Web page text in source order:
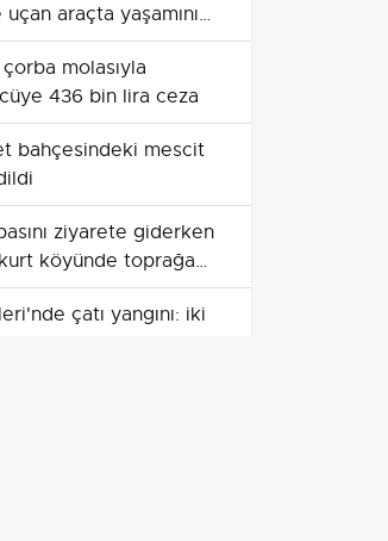
araçta yaşamını
molasıyla
436 bin lira ceza
bahçesindeki mescit
ziyarete giderken
köyünde toprağa
çatı yangını: iki